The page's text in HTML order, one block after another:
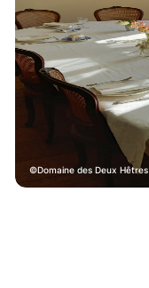
Domaine des Deux Hêtres